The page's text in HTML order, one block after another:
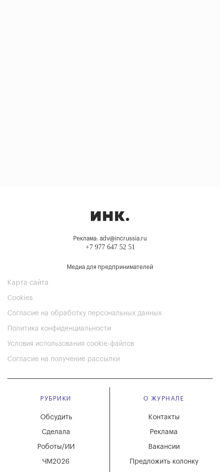
Реклама: adv@incrussia.ru
+7 977 647 52 51
Медиа для предпринимателей
Карта сайта
Cookies
Согласие на обработку персональных данных
Политика конфиденциальности
Условия использования cookie-файлов
Согласие на получение рассылки
РУБРИКИ
Обсудить
Сделала
Роботы/ИИ
ЧМ2026
О ЖУРНАЛЕ
Вакансии
Реклама
Контакты
Предложить колонку